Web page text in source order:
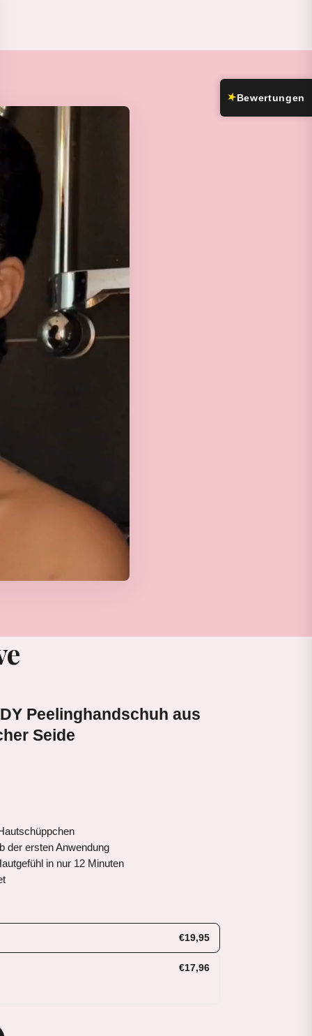
Peelinghandschuh aus
Seide
der ersten Anwendung
in nur 12 Minuten
€19,95
€17,96
★Bewertungen